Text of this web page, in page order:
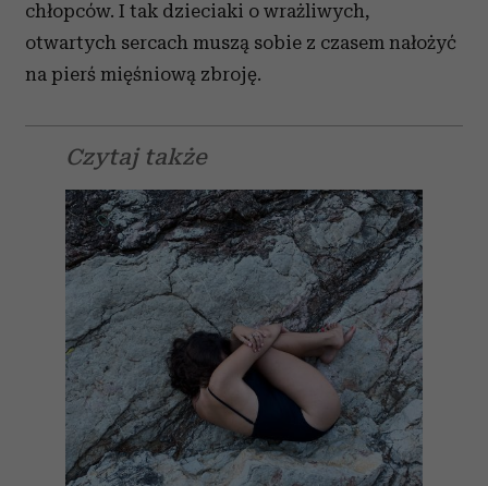
chłopców. I tak dzieciaki o wrażliwych,
otwartych sercach muszą sobie z czasem nałożyć
na pierś mięśniową zbroję.
Czytaj także